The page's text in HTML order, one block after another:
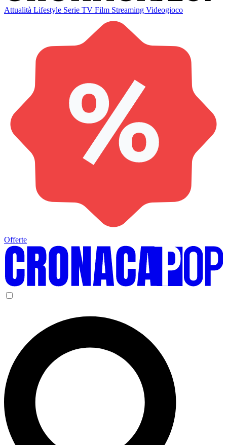
Attualità Lifestyle Serie TV Film Streaming Videogioco
Offerte